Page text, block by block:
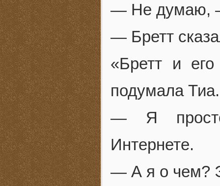
— Не думаю,
— Бретт
«Бретт и
подумала
— Я
Интернете.
— А я о чем?